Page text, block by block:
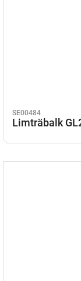
SE00484
Limträbalk